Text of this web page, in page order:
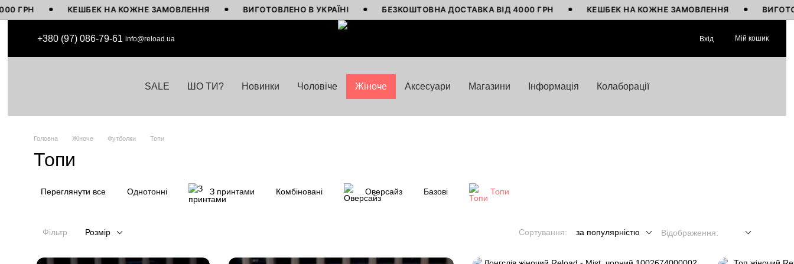
КЕШБЕК НА КОЖНЕ ЗАМОВЛЕННЯ ВИГОТОВЛЕНО В УКРАЇНІ БЕЗКОШТОВНА ДОСТАВКА ВІД 4000 ГРН КЕШБЕК НА КОЖНЕ ЗАМОВЛЕННЯ ВИГОТОВЛЕНО В
+380 (97) 086-79-61 info@reload.ua Вхід Мій кошик
SALE ШО ТИ? Новинки Чоловіче Жіноче Аксесуари Магазини Інформація Колаборації
Головна Жіноче Футболки Топи
Топи
Переглянути все Однотонні З принтами Комбіновані Оверсайз Базові Топи
Фільтр Розмір Сортування: за популярністю Відображення: